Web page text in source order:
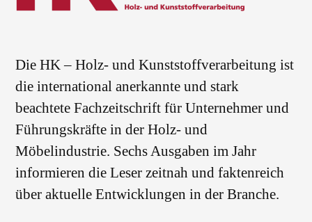
Die HK – Holz- und Kunststoffverarbeitung ist
die international anerkannte und stark
beachtete Fachzeitschrift für Unternehmer und
Führungskräfte in der Holz- und
Möbelindustrie. Sechs Ausgaben im Jahr
informieren die Leser zeitnah und faktenreich
über aktuelle Entwicklungen in der Branche.